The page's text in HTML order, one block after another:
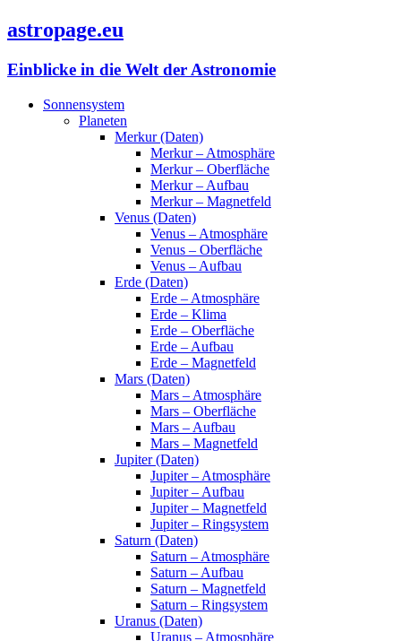
astropage.eu
Einblicke in die Welt der Astronomie
Sonnensystem
Planeten
Merkur (Daten)
Merkur – Atmosphäre
Merkur – Oberfläche
Merkur – Aufbau
Merkur – Magnetfeld
Venus (Daten)
Venus – Atmosphäre
Venus – Oberfläche
Venus – Aufbau
Erde (Daten)
Erde – Atmosphäre
Erde – Klima
Erde – Oberfläche
Erde – Aufbau
Erde – Magnetfeld
Mars (Daten)
Mars – Atmosphäre
Mars – Oberfläche
Mars – Aufbau
Mars – Magnetfeld
Jupiter (Daten)
Jupiter – Atmosphäre
Jupiter – Aufbau
Jupiter – Magnetfeld
Jupiter – Ringsystem
Saturn (Daten)
Saturn – Atmosphäre
Saturn – Aufbau
Saturn – Magnetfeld
Saturn – Ringsystem
Uranus (Daten)
Uranus – Atmosphäre